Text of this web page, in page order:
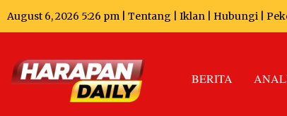
August 6, 2026 5:26 pm | Tentang Iklan Hubungi
BERITA